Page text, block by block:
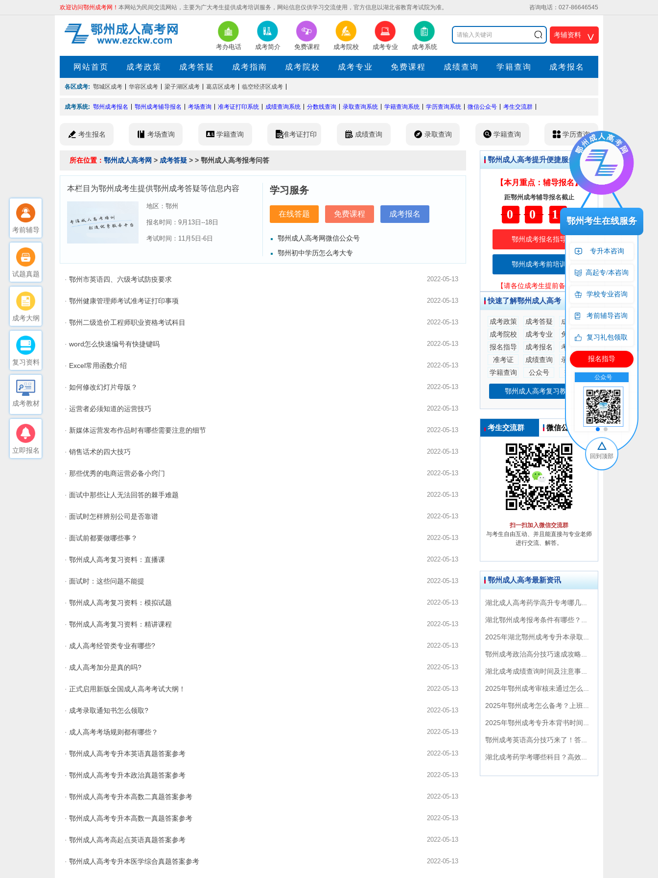
欢迎访问鄂州成考网！ 本网站为民间交流网站，主要为广大考生提供成考培训服务，网站信息仅供学习交流使用，官方信息以湖北省教育考试院为准。 咨询电话：027-86646545
考办电话 成考简介 免费课程 成考院校 成考专业 成考系统
考辅资料 <
网站首页 成考政策 成考答疑 成考指南 成考院校 成考专业 免费课程 成绩查询 学籍查询 成考报名
各区成考: 鄂城区成考 华容区成考 梁子湖区成考 葛店区成考 临空经济区成考
成考系统: 鄂州成考报名 鄂州成考辅导报名 考场查询 准考证打印系统 成绩查询系统 分数线查询 录取查询系统 学籍查询系统 学历查询系统 微信公众号 考生交流群
考生报名 考场查询 学籍查询 准考证打印 成绩查询 录取查询 学籍查询 学历查询
所在位置： 鄂州成人高考网 > 成考答疑 > > 鄂州成人高考报考问答
本栏目为鄂州成考生提供鄂州成考答疑等信息内容
地区：鄂州
报名时间：9月13日--18日
考试时间：11月5日-6日
学习服务
在线答题 免费课程 成考报名
鄂州成人高考网微信公众号
鄂州初中学历怎么考大专
2022-05-13
· 鄂州市英语四、六级考试防疫要求
2022-05-13
· 鄂州健康管理师考试准考证打印事项
2022-05-13
· 鄂州二级造价工程师职业资格考试科目
2022-05-13
· word怎么快速编号有快捷键吗
2022-05-13
· Excel常用函数介绍
2022-05-13
· 如何修改幻灯片母版？
2022-05-13
· 运营者必须知道的运营技巧
2022-05-13
· 新媒体运营发布作品时有哪些需要注意的细节
2022-05-13
· 销售话术的四大技巧
2022-05-13
· 那些优秀的电商运营必备小窍门
2022-05-13
· 面试中那些让人无法回答的棘手难题
2022-05-13
· 面试时怎样辨别公司是否靠谱
2022-05-13
· 面试前都要做哪些事？
2022-05-13
· 鄂州成人高考复习资料：直播课
2022-05-13
· 面试时：这些问题不能提
2022-05-13
· 鄂州成人高考复习资料：模拟试题
2022-05-13
· 鄂州成人高考复习资料：精讲课程
2022-05-13
· 成人高考经管类专业有哪些?
2022-05-13
· 成人高考加分是真的吗?
2022-05-13
· 正式启用新版全国成人高考考试大纲！
2022-05-13
· 成考录取通知书怎么领取?
2022-05-13
· 成人高考考场规则都有哪些？
2022-05-13
· 鄂州成人高考专升本英语真题答案参考
2022-05-13
· 鄂州成人高考专升本政治真题答案参考
2022-05-13
· 鄂州成人高考专升本高数二真题答案参考
2022-05-13
· 鄂州成人高考专升本高数一真题答案参考
2022-05-13
· 鄂州成人高考高起点英语真题答案参考
2022-05-13
· 鄂州成人高考专升本医学综合真题答案参考
鄂州成人高考提升便捷服务
【本月重点：辅导报名】
距鄂州成考辅导报名截止
001天
鄂州成考报名指导
鄂州成考考前培训
【请各位成考生提前备考！】
快速了解鄂州成人高考
成考政策 成考答疑
成考指南
成考院校
成考专业
免费课程
报名指导
成考报名
考场查询
准考证
成绩查询
录取查询
学籍查询
公众号 交流群
鄂州成人高考复习教材
考生交流群 微信公众号
扫一扫加入微信交流群
与考生自由互动、并且能直接与专业老师
进行交流、解答。
鄂州成人高考最新资讯
湖北成人高考药学高升专考哪几科？只看书能过吗？
湖北鄂州成考报考条件有哪些？报名流程全攻略
2025年湖北鄂州成考专升本录取结果何时可查？查询无果怎么办？
鄂州成考政治高分技巧速成攻略出炉！
湖北成考成绩查询时间及注意事项全攻略
2025年鄂州成考审核未通过怎么办？补救攻略看这里！
2025年鄂州成考怎么备考？上班族高效上岸全攻略！
2025年鄂州成考专升本背书时间规划全攻略？
鄂州成考英语高分技巧来了！答题秘籍全解析
湖北成考药学考哪些科目？高效学习技巧全揭秘！
考前辅导
试题真题
成考大纲
复习资料
成考教材
立即报名
鄂州考生在线服务
专升本咨询
高起专/本咨询
学校专业咨询
考前辅导咨询
复习礼包领取
报名指导
公众号 交流群 公众号
回到顶部